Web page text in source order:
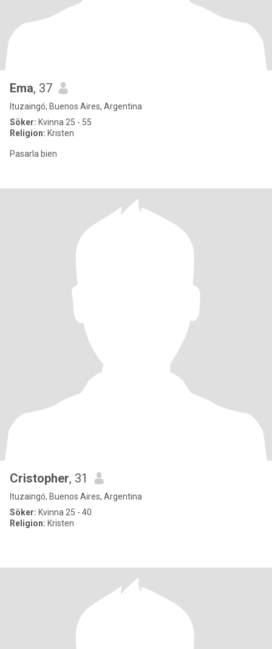
Ema, 37
Ituzaingó, Buenos Aires, Argentina
Söker: Kvinna 25 - 55
Religion: Kristen
Pasarla bien
Cristopher, 31
Ituzaingó, Buenos Aires, Argentina
Söker: Kvinna 25 - 40
Religion: Kristen